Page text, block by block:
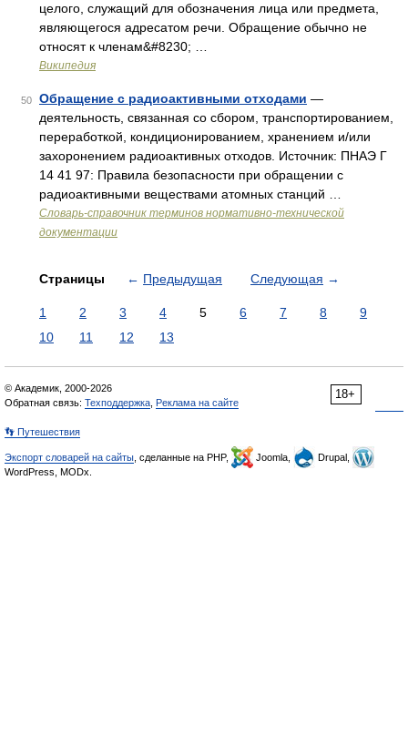
целого, служащий для обозначения лица или предмета,
являющегося адресатом речи. Обращение обычно не
относят к членам&#8230; …
Википедия
50 Обращение с радиоактивными отходами —
деятельность, связанная со сбором, транспортированием,
переработкой, кондиционированием, хранением и/или
захоронением радиоактивных отходов. Источник: ПНАЭ Г
14 41 97: Правила безопасности при обращении с
радиоактивными веществами атомных станций …
Словарь-справочник терминов нормативно-технической
документации
Страницы ← Предыдущая Следующая →
1 2 3 4 5 6 7 8
9
10
11 12 13
18+
© Академик, 2000-2026
Обратная связь: Техподдержка Реклама на сайте
👣 Путешествия
Экспорт словарей на сайты , сделанные на PHP, Joomla,
Drupal,
WordPress, MODx.